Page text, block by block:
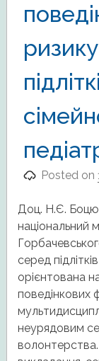
Posted on
Доц. Н.Є.
національний
серед
орієнтована
поведінкових
неурядовим